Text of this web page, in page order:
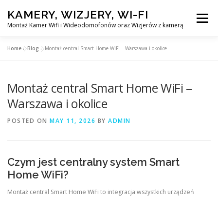
content
KAMERY, WIZJERY, WI-FI
Montaż Kamer Wifi i Wideodomofonów oraz Wizjerów z kamerą
Menu
MONTAŻ WIDEDOMOFONÓW
KONTAKT
EN
Home »Blog »Montaż central Smart Home WiFi – Warszawa i okolice
Montaż central Smart Home WiFi –
Warszawa i okolice
POSTED ON MAY 11, 2026 BY ADMIN
Czym jest centralny system Smart
Home WiFi?
Montaż central Smart Home WiFi to integracja wszystkich urządzeń